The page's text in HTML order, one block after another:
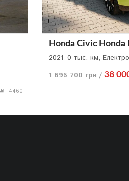
4460
Honda Civic Honda
2021, 0 тыс. км,
1 696 700 грн /38